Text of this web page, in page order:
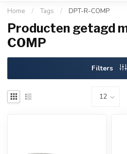
Home / Tags / DPT-R-COMP
Producten getagd
COMP
Filters